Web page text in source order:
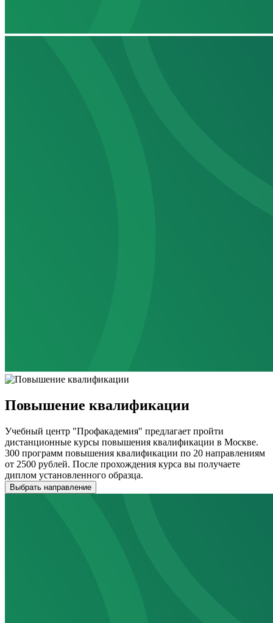
Повышение квалификации
Учебный центр "Профакадемия" предлагает пройти
дистанционные курсы повышения квалификации в Москве.
300 программ повышения квалификации по 20 направлениям
от 2500 рублей. После прохождения курса вы получаете
диплом установленного образца.
Выбрать направление